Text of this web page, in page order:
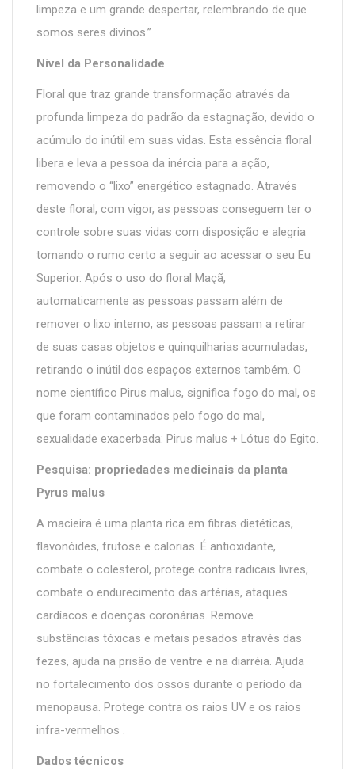
limpeza e um grande despertar, relembrando de que
somos seres divinos.”
Nível da Personalidade
Floral que traz grande transformação através da
profunda limpeza do padrão da estagnação, devido o
acúmulo do inútil em suas vidas. Esta essência floral
libera e leva a pessoa da inércia para a ação,
removendo o “lixo” energético estagnado. Através
deste floral, com vigor, as pessoas conseguem ter o
controle sobre suas vidas com disposição e alegria
tomando o rumo certo a seguir ao acessar o seu Eu
Superior. Após o uso do floral Maçã,
automaticamente as pessoas passam além de
remover o lixo interno, as pessoas passam a retirar
de suas casas objetos e quinquilharias acumuladas,
retirando o inútil dos espaços externos também. O
nome científico Pirus malus, significa fogo do mal, os
que foram contaminados pelo fogo do mal,
sexualidade exacerbada: Pirus malus + Lótus do Egito.
Pesquisa: propriedades medicinais da planta
Pyrus malus
A macieira é uma planta rica em fibras dietéticas,
flavonóides, frutose e calorias. É antioxidante,
combate o colesterol, protege contra radicais livres,
combate o endurecimento das artérias, ataques
cardíacos e doenças coronárias. Remove
substâncias tóxicas e metais pesados através das
fezes, ajuda na prisão de ventre e na diarréia. Ajuda
no fortalecimento dos ossos durante o período da
menopausa. Protege contra os raios UV e os raios
infra-vermelhos .
Dados técnicos